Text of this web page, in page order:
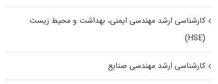
کارشناسی ارشد مهندسی ایمنی، بهداشت و محیط زیست
(HSE)
کارشناسی ارشد مهندسی صنایع